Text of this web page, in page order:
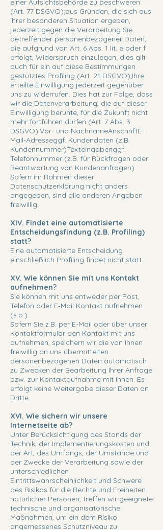
einer Aufsichtsbehörde zu beschweren
(Art. 77 DSGVO);aus Gründen, die sich aus
Ihrer besonderen Situation ergeben,
jederzeit gegen die Verarbeitung Sie
betreffender personenbezogener Daten,
die aufgrund von Art. 6 Abs. 1 lit. e oder f
erfolgt, Widerspruch einzulegen; dies gilt
auch für ein auf diese Bestimmungen
gestütztes Profiling (Art. 21 DSGVO);Ihre
erteilte Einwilligung jederzeit gegenüber
uns zu widerrufen. Dies hat zur Folge, dass
wir die Datenverarbeitung, die auf dieser
Einwilligung beruhte, für die Zukunft nicht
mehr fortführen dürfen (Art. 7 Abs. 3
DSGVO).Vor- und NachnameAnschriftE-
Mail-Adresseggf. Kundendaten (z.B.
Kundennummer)Texteingabenggf.
Telefonnummer (z.B. für Rückfragen oder
Beantwortung von Kundenanfragen)
Sofern im Rahmen dieser
Datenschutzerklärung nicht anders
angegeben, sind alle anderen Angaben
freiwillig.
XIV. Findet eine automatisierte
Entscheidungsfindung (z.B. Profiling)
statt?
Eine automatisierte Entscheidung
einschließlich Profiling findet nicht statt.
XV. Wie können Sie mit uns Kontakt
aufnehmen?
Sie können mit uns entweder per Post,
Telefon oder E‐Mail Kontakt aufnehmen
(s.o.).
Sofern Sie z.B. per E-Mail oder über unser
Kontaktformular den Kontakt mit uns
aufnehmen, speichern wir die von Ihnen
freiwillig an uns übermittelten
personenbezogenen Daten automatisch
zu Zwecken der Bearbeitung Ihrer Anfrage
bzw. zur Kontaktaufnahme mit Ihnen. Es
erfolgt keine Weitergabe dieser Daten an
Dritte.
XVI. Wie sichern wir unsere
Internetseite ab?
Unter Berücksichtigung des Stands der
Technik, der Implementierungskosten und
der Art, des Umfangs, der Umstände und
der Zwecke der Verarbeitung sowie der
unterschiedlichen
Eintrittswahrscheinlichkeit und Schwere
des Risikos für die Rechte und Freiheiten
natürlicher Personen, treffen wir geeignete
technische und organisatorische
Maßnahmen, um ein dem Risiko
angemessenes Schutzniveau zu